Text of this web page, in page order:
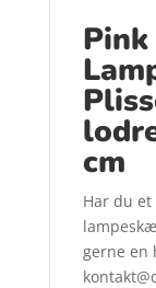
Pink
cm
Har du
gerne en